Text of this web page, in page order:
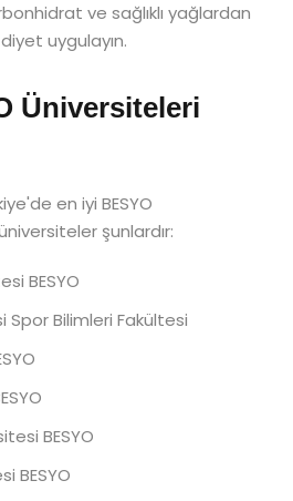
ve sağlıklı yağlardan
uygulayın.
Üniversiteleri
en iyi BESYO
şunlardır:
BESYO
Spor Bilimleri Fakültesi
BESYO
BESYO